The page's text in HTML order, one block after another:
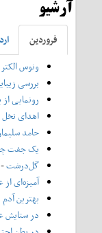
آرشیو
فروردين
ونوس
بررسی
رونمایی
اهدای نخل
حامد
یک جفت
گل‌درشت- ۱۳۹۹
آمیزه‌ای
بهترین
در ستایش